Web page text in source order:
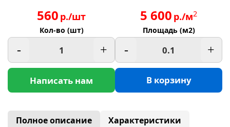
560 р./шт
Кол-во (шт)
- +
Написать нам
5 600 р./м2
Площадь (м2)
- +
В корзину
Полное описание
Характеристики